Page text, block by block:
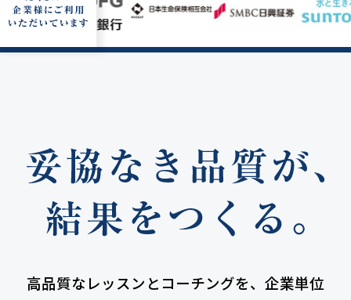
高品質なレッスンとコーチングを、企業単位